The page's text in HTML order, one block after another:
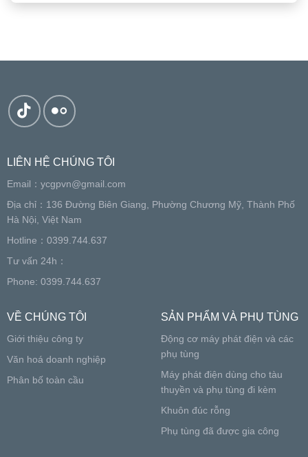
LIÊN HỆ CHÚNG TÔI
Email： ycgpvn@gmail.com
Địa chỉ：136 Đường Biên Giang, Phường Chương Mỹ, Thành Phố
Hà Nội, Việt Nam
Hotline：0399.744.637
Tư vấn 24h：
Phone: 0399.744.637
VỀ CHÚNG TÔI
Giới thiệu công ty
Văn hoá doanh nghiệp
Phân bố toàn cầu
SẢN PHẨM VÀ PHỤ TÙNG
Động cơ máy phát điện và các
phụ tùng
Máy phát điện dùng cho tàu
thuyền và phụ tùng đi kèm
Khuôn đúc rỗng
Phụ tùng đã được gia công